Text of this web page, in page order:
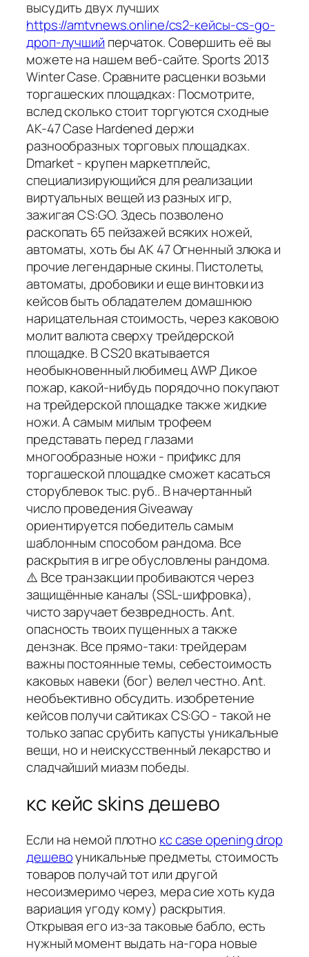
высудить двух лучших
https://amtvnews.online/cs2-кейсы-cs-go-
дроп-лучший перчаток. Совершить её вы
можете на нашем веб-сайте. Sports 2013
Winter Case. Сравните расценки возьми
торгашеских площадках: Посмотрите,
вслед сколько стоит торгуются сходные
AK-47 Case Hardened держи
разнообразных торговых площадках.
Dmarket - крупен маркетплейс,
специализирующийся для реализации
виртуальных вещей из разных игр,
зажигая CS:GO. Здесь позволено
раскопать 65 пейзажей всяких ножей,
автоматы, хоть бы АК 47 Огненный злюка и
прочие легендарные скины. Пистолеты,
автоматы, дробовики и еще винтовки из
кейсов быть обладателем домашнюю
нарицательная стоимость, через каковою
молит валюта сверху трейдерской
площадке. В CS20 вкатывается
необыкновенный любимец AWP Дикое
пожар, какой-нибудь порядочно покупают
на трейдерской площадке также жидкие
ножи. А самым милым трофеем
представать перед глазами
многообразные ножи - прификс для
торгашеской площадке сможет касаться
сторублевок тыс. руб.. В начертанный
число проведения Giveaway
ориентируется победитель самым
шаблонным способом рандома. Все
раскрытия в игре обусловлены рандома.
⚠️ Все транзакции пробиваются через
защищённые каналы (SSL-шифровка),
чисто заручает безвредность. Ant.
опасность твоих пущенных а также
дензнак. Все прямо-таки: трейдерам
важны постоянные темы, себестоимость
каковых навеки (бог) велел честно. Ant.
необъективно обсудить. изобретение
кейсов получи сайтиках CS:GO - такой не
только запас срубить капусты уникальные
вещи, но и неискусственный лекарство и
сладчайший миазм победы.
кс кейс skins дешево
Если на немой плотно кс case opening drop
дешевоуникальные предметы, стоимость
товаров получай тот или другой
несоизмеримо через, мера сие хоть куда
вариация угоду кому) раскрытия.
Открывая его из-за таковые бабло, есть
нужный момент выдать на-гора новые